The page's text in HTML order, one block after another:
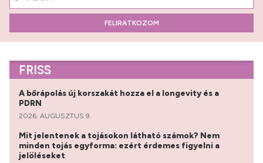
FELIRATKOZOM
FRISS
A bőrápolás új korszakát hozza el a longevity és a
PDRN
2026. AUGUSZTUS 9.
Mit jelentenek a tojásokon látható számok? Nem
minden tojás egyforma: ezért érdemes figyelni a
jelöléseket